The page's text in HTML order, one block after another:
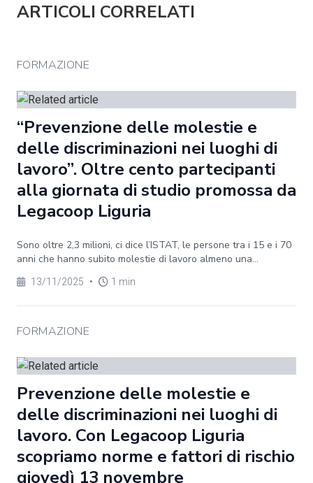
ARTICOLI CORRELATI
FORMAZIONE
“Prevenzione delle molestie e
delle discriminazioni nei luoghi di
lavoro”. Oltre cento partecipanti
alla giornata di studio promossa da
Legacoop Liguria
Sono oltre 2,3 milioni, ci dice l’ISTAT, le persone tra i 15 e i 70
anni che hanno subito molestie di lavoro almeno una...
13/11/2025 • 1 min
FORMAZIONE
Prevenzione delle molestie e
delle discriminazioni nei luoghi di
lavoro. Con Legacoop Liguria
scopriamo norme e fattori di rischio
giovedì 13 novembre